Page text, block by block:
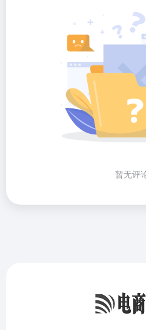
暂无评